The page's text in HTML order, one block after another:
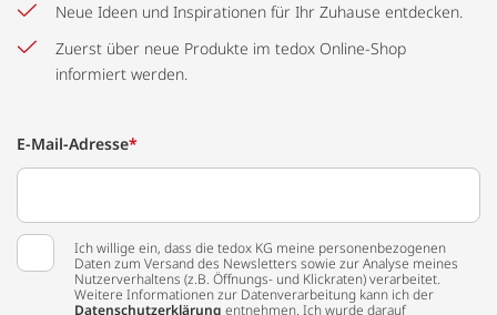
Neue Ideen und Inspirationen für Ihr Zuhause entdecken.
Zuerst über neue Produkte im tedox Online-Shop
informiert werden.
E-Mail-Adresse*
Ich willige ein, dass die tedox KG meine personenbezogenen
Daten zum Versand des Newsletters sowie zur Analyse meines
Nutzerverhaltens (z.B. Öffnungs- und Klickraten) verarbeitet.
Weitere Informationen zur Datenverarbeitung kann ich der
Datenschutzerklärung entnehmen. Ich wurde darauf